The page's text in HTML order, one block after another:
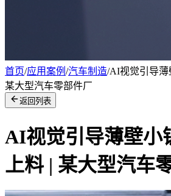
首页/应用案例 /汽车制造/AI视觉引导薄
某大型汽车零部件厂
返回列表
AI视觉引导薄壁小
上料 | 某大型汽车